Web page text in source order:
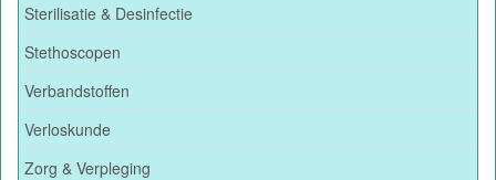
Sterilisatie & Desinfectie
Stethoscopen
Verbandstoffen
Verloskunde
Zorg & Verpleging